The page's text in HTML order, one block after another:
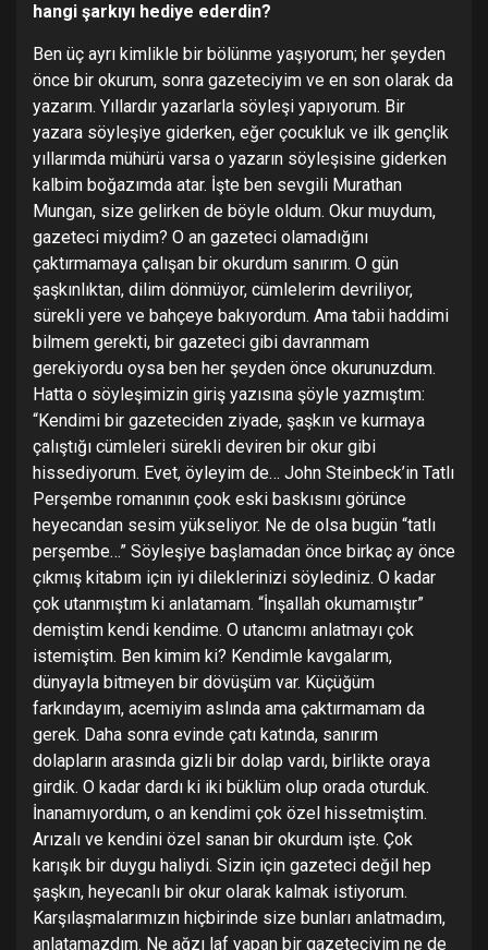
hangi şarkıyı hediye ederdin?
Ben üç ayrı kimlikle bir bölünme yaşıyorum; her şeyden
önce bir okurum, sonra gazeteciyim ve en son olarak da
yazarım. Yıllardır yazarlarla söyleşi yapıyorum. Bir
yazara söyleşiye giderken, eğer çocukluk ve ilk gençlik
yıllarımda mühürü varsa o yazarın söyleşisine giderken
kalbim boğazımda atar. İşte ben sevgili Murathan
Mungan, size gelirken de böyle oldum. Okur muydum,
gazeteci miydim? O an gazeteci olamadığını
çaktırmamaya çalışan bir okurdum sanırım. O gün
şaşkınlıktan, dilim dönmüyor, cümlelerim devriliyor,
sürekli yere ve bahçeye bakıyordum. Ama tabii haddimi
bilmem gerekti, bir gazeteci gibi davranmam
gerekiyordu oysa ben her şeyden önce okurunuzdum.
Hatta o söyleşimizin giriş yazısına şöyle yazmıştım:
“Kendimi bir gazeteciden ziyade, şaşkın ve kurmaya
çalıştığı cümleleri sürekli deviren bir okur gibi
hissediyorum. Evet, öyleyim de… John Steinbeck’in Tatlı
Perşembe romanının çook eski baskısını görünce
heyecandan sesim yükseliyor. Ne de olsa bugün “tatlı
perşembe…” Söyleşiye başlamadan önce birkaç ay önce
çıkmış kitabım için iyi dileklerinizi söylediniz. O kadar
çok utanmıştım ki anlatamam. “İnşallah okumamıştır”
demiştim kendi kendime. O utancımı anlatmayı çok
istemiştim. Ben kimim ki? Kendimle kavgalarım,
dünyayla bitmeyen bir dövüşüm var. Küçüğüm
farkındayım, acemiyim aslında ama çaktırmamam da
gerek. Daha sonra evinde çatı katında, sanırım
dolapların arasında gizli bir dolap vardı, birlikte oraya
girdik. O kadar dardı ki iki büklüm olup orada oturduk.
İnanamıyordum, o an kendimi çok özel hissetmiştim.
Arızalı ve kendini özel sanan bir okurdum işte. Çok
karışık bir duygu haliydi. Sizin için gazeteci değil hep
şaşkın, heyecanlı bir okur olarak kalmak istiyorum.
Karşılaşmalarımızın hiçbirinde size bunları anlatmadım,
anlatamazdım. Ne ağzı laf yapan bir gazeteciyim ne de